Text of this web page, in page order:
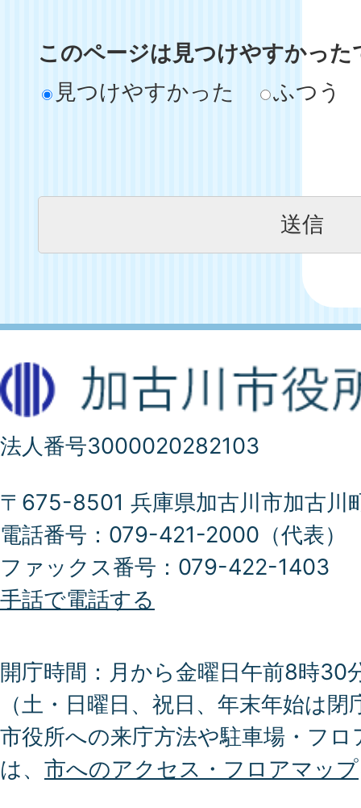
このページは見つけやすかった
見つけやすかった
ふつう
法人番号3000020282103
〒675-8501 兵庫県加古川市加古川
電話番号：079-421-2000（代表）
ファックス番号：079-422-1403
手話で電話する
開庁時間：月から金曜日午前8時30
（土・日曜日、祝日、年末年始は閉
市役所への来庁方法や駐車場・フ
は、 市へのアクセス・フロアマップ